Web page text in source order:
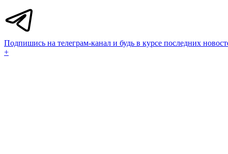
Подпишись на телеграм-канал и будь в курсе последних
+